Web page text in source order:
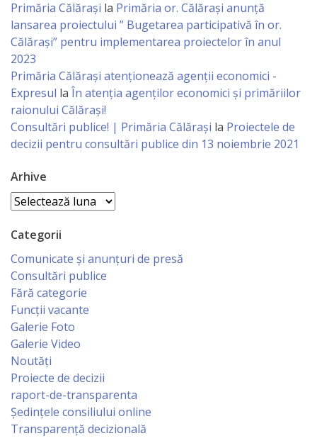
Specialist
în
Construcţii,
Gospodărie
Comunală
în
Problemele
Antreprenoriat,
Business
şi
Comerţ
Specialist
în
Primăria Călărași la Primăria or. Călărași anunță
lansarea proiectului ” Bugetarea participativă în or.
Călărași” pentru implementarea proiectelor în anul
2023
Primăria Călăraşi atenţionează agenţii economici -
Expresul la În atenția agenților economici și primăriilor
raionului Călărași!
Consultări publice! | Primăria Călărași la Proiectele de
decizii pentru consultări publice din 13 noiembrie 2021
Arhive
Arhive
Categorii
Comunicate și anunțuri de presă
Consultări publice
Fără categorie
Funcții vacante
Galerie Foto
Galerie Video
Noutăți
Proiecte de decizii
raport-de-transparenta
Ședințele consiliului online
Transparență decizională